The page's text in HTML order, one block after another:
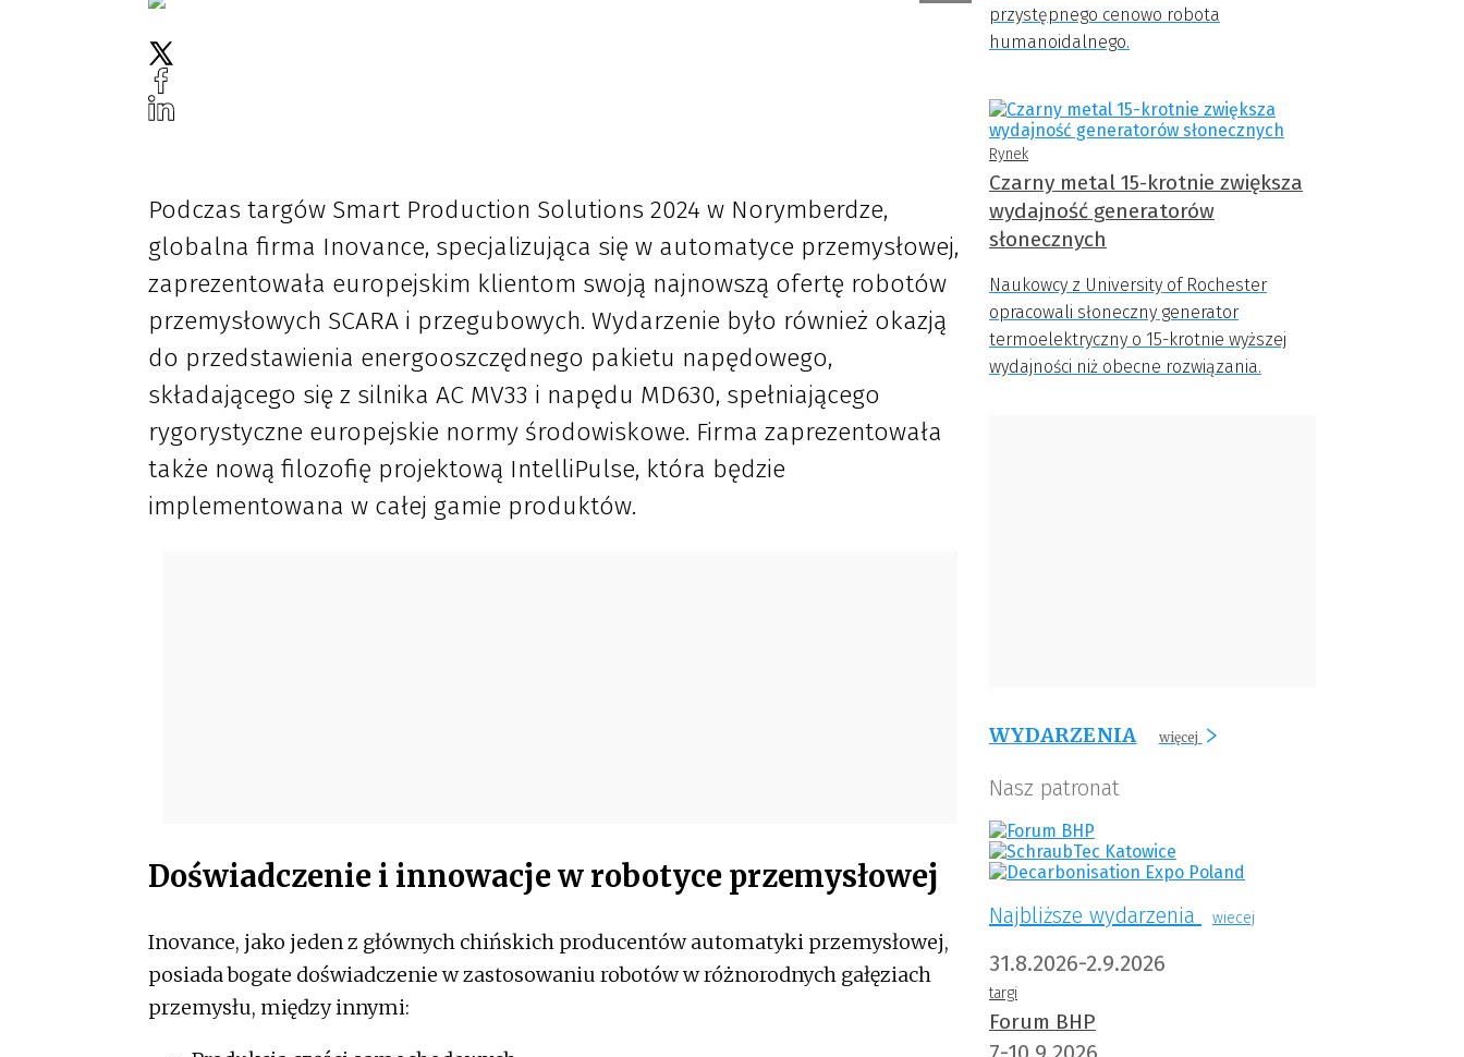
Podczas targów Smart Production Solutions 2024 w Norymberdze,
globalna firma Inovance, specjalizująca się w automatyce przemysłowej,
zaprezentowała europejskim klientom swoją najnowszą ofertę robotów
przemysłowych SCARA i przegubowych. Wydarzenie było również okazją
do przedstawienia energooszczędnego pakietu napędowego,
składającego się z silnika AC MV33 i napędu MD630, spełniającego
rygorystyczne europejskie normy środowiskowe. Firma zaprezentowała
także nową filozofię projektową IntelliPulse, która będzie
implementowana w całej gamie produktów.
Doświadczenie i innowacje w robotyce przemysłowej
Inovance, jako jeden z głównych chińskich producentów automatyki przemysłowej,
posiada bogate doświadczenie w zastosowaniu robotów w różnorodnych gałęziach
przemysłu, między innymi:
przystępnego cenowo robota
humanoidalnego.
Rynek
Czarny metal 15-krotnie zwiększa
wydajność generatorów
słonecznych
Naukowcy z University of Rochester
opracowali słoneczny generator
termoelektryczny o 15-krotnie wyższej
wydajności niż obecne rozwiązania.
WYDARZENIA więcej
Nasz patronat
Najbliższe wydarzenia wiecej
31.8.2026-2.9.2026
targi
Forum BHP